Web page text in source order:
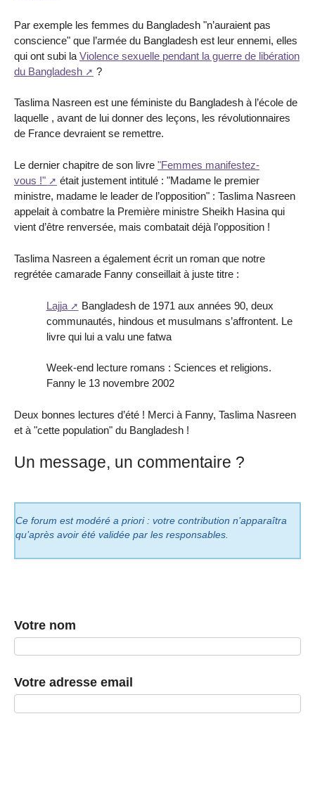
Par exemple les femmes du Bangladesh "n’auraient pas
conscience" que l’armée du Bangladesh est leur ennemi, elles
qui ont subi la Violence sexuelle pendant la guerre de libération
du Bangladesh
?
Taslima Nasreen est une féministe du Bangladesh à l’école de
laquelle , avant de lui donner des leçons, les révolutionnaires
de France devraient se remettre.
Le dernier chapitre de son livre "Femmes manifestez-
vous !"
était justement intitulé : "Madame le premier
ministre, madame le leader de l’opposition" : Taslima Nasreen
appelait à combatre la Première ministre Sheikh Hasina qui
vient d’être renversée, mais combatait déjà l’opposition !
Taslima Nasreen a également écrit un roman que notre
regrétée camarade Fanny conseillait à juste titre :
Lajja
Bangladesh de 1971 aux années 90, deux
communautés, hindous et musulmans s’affrontent. Le
livre qui lui a valu une fatwa
Week-end lecture romans : Sciences et religions.
Fanny le 13 novembre 2002
Deux bonnes lectures d’été ! Merci à Fanny, Taslima Nasreen
et à "cette population" du Bangladesh !
Un message, un commentaire ?
Ce forum est modéré a priori : votre contribution n’apparaîtra
qu’après avoir été validée par les responsables.
Votre nom
Votre adresse email